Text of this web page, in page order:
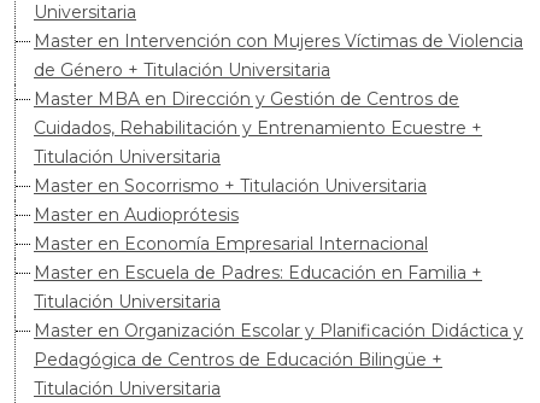
Universitaria
Master en Intervención con Mujeres Víctimas de Violencia
de Género + Titulación Universitaria
Master MBA en Dirección y Gestión de Centros de
Cuidados, Rehabilitación y Entrenamiento Ecuestre +
Titulación Universitaria
Master en Socorrismo + Titulación Universitaria
Master en Audioprótesis
Master en Economía Empresarial Internacional
Master en Escuela de Padres: Educación en Familia +
Titulación Universitaria
Master en Organización Escolar y Planificación Didáctica y
Pedagógica de Centros de Educación Bilingüe +
Titulación Universitaria